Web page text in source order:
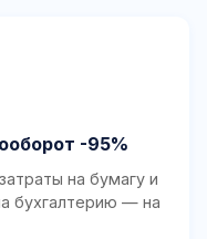
-95%
на бумагу и
бухгалтерию — на